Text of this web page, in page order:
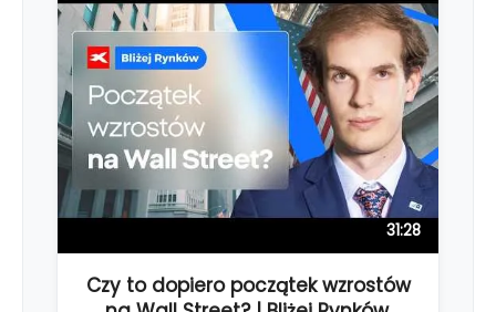
31:28
Czy to dopiero początek wzrostów